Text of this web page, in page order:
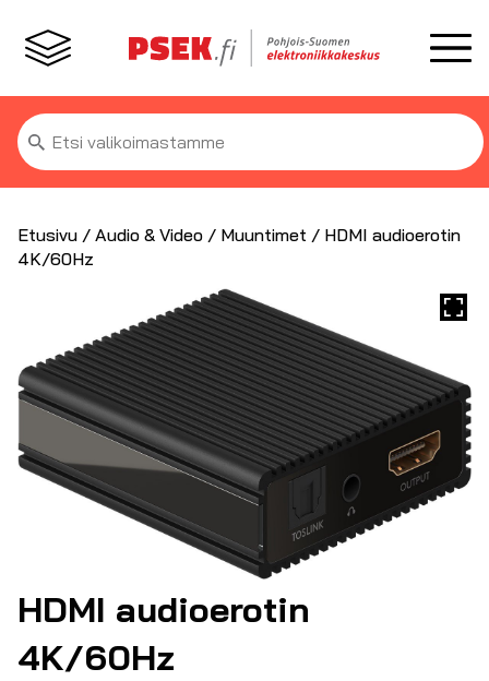
Etsi:
Etusivu / Audio & Video / Muuntimet / HDMI audioerotin
4K/60Hz
HDMI audioerotin
4K/60Hz